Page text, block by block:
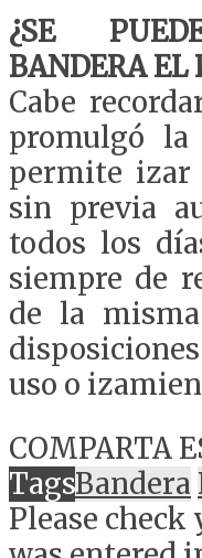
¿SE
BANDERA EL
Cabe
promulgó la
permite izar
sin previa
todos los
siempre de
de la
uso o
COMPARTA
TagsBandera
Please check